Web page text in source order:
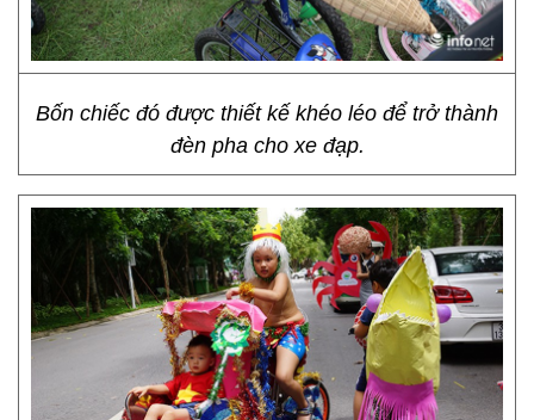
Bốn chiếc đó được thiết kế khéo léo để trở thành
đèn pha cho xe đạp.